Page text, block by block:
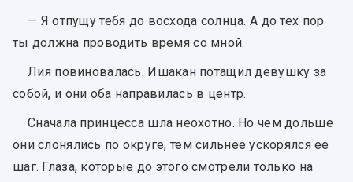
— Я отпущу тебя до восхода солнца. А до тех пор
ты должна проводить время со мной.
Лия повиновалась. Ишакан потащил девушку за
собой, и они оба направилась в центр.
Сначала принцесса шла неохотно. Но чем дольше
они слонялись по округе, тем сильнее ускорялся ее
шаг. Глаза, которые до этого смотрели только на